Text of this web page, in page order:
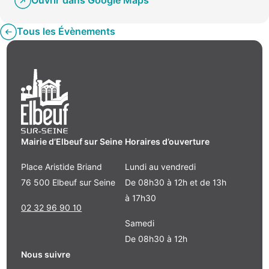
Tous les Évènements
Mairie d’Elbeuf sur Seine
Place Aristide Briand
76 500 Elbeuf sur Seine
02 32 96 90 10
Horaires d’ouverture
Lundi au vendredi
De 08h30 à 12h et de 13h
à 17h30
Samedi
De 08h30 à 12h
Nous suivre